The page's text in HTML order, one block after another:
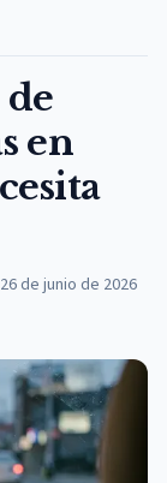
en
26 de junio de 2026